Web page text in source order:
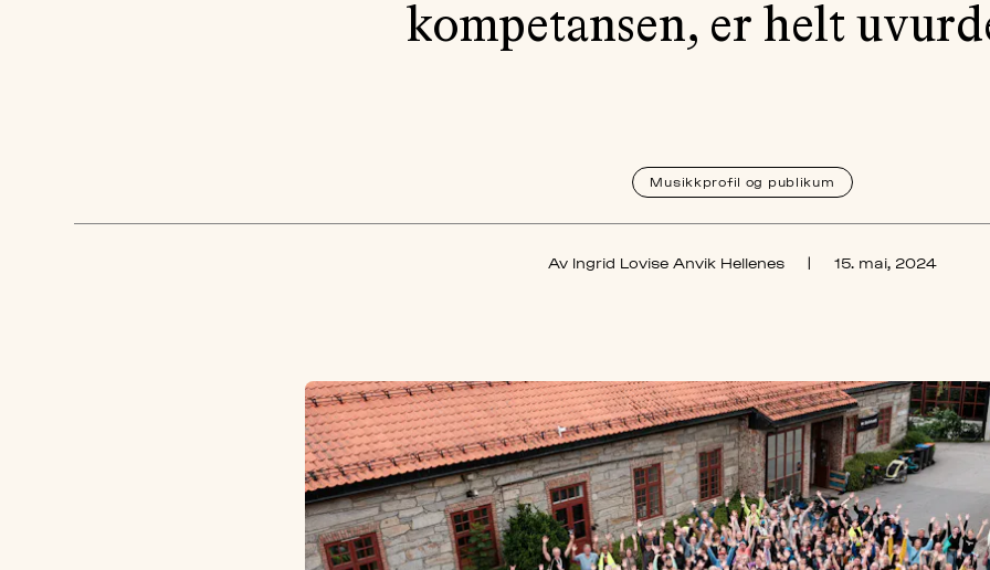
kompetansen, er helt
Musikkprofil og publikum
Av Ingrid Lovise Anvik Hellenes 15. mai, 2024